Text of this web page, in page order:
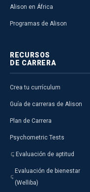
Alison en África
Programas de Alison
RECURSOS
DE CARRERA
Crea tu currículum
Guía de carreras de Alison
Plan de Carrera
Psychometric Tests
Evaluación de aptitud
Evaluación de bienestar
(Welliba)